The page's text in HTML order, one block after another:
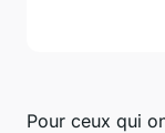
Pour ceux qui